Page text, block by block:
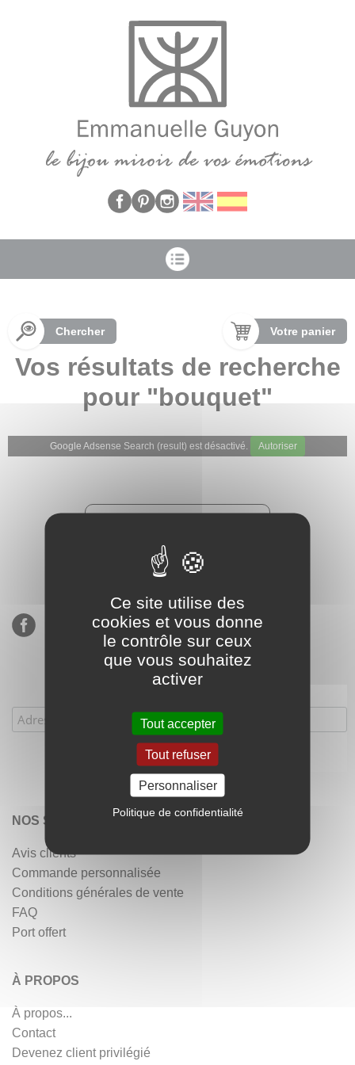
Chercher Votre panier
Vos résultats de recherche
pour "bouquet"
Google Adsense Search (result) est désactivé. Autoriser
★★★★★
Etsy : 900 ventes, 294 avis
NOS SERVICES
Avis clients
Commande personnalisée
Conditions générales de vente
FAQ
Port offert
À PROPOS
À propos...
Contact
Devenez client privilégié
Ce site utilise des
cookies et vous donne
le contrôle sur ceux
que vous souhaitez
activer
Tout accepter
Tout refuser
Personnaliser
Politique de confidentialité